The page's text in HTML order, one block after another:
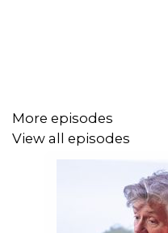
More episodes
View all episodes